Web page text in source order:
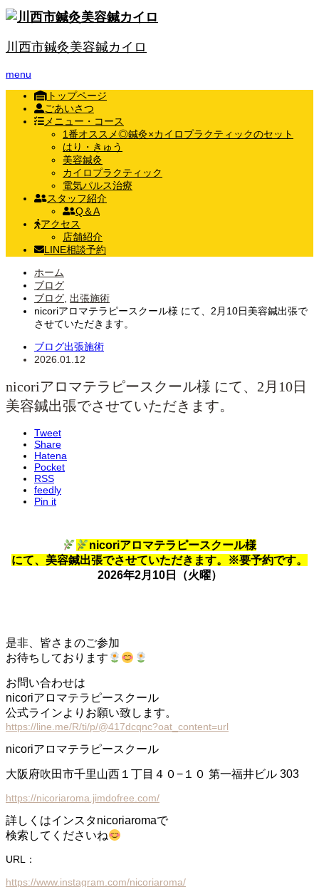
川西市鍼灸美容鍼カイロ
menu
トップページ
ごあいさつ
メニュー・コース
1番オススメ◎鍼灸×カイロプラクティックのセット
はり・きゅう
美容鍼灸
カイロプラクティック
電気パルス治療
スタッフ紹介
Q＆A
アクセス
店舗紹介
LINE相談予約
ホーム
ブログ
ブログ 出張施術
nicoriアロマテラピースクール様 にて、2月10日美容鍼出張で
させていただきます。
ブログ出張施術
2026.01.12
nicoriアロマテラピースクール様 にて、2月10日
美容鍼出張でさせていただきます。
Tweet
Share
Hatena
Pocket
RSS
feedly
Pin it
nicoriアロマテラピースクール様
にて、美容鍼出張でさせていただきます。※要予約です。
2026年2月10日（火曜）
是非、皆さまのご参加
お待ちしております
お問い合わせは
nicoriアロマテラピースクール
公式ラインよりお願い致します。
https://line.me/R/ti/p/@417dcqnc?oat_content=url
nicoriアロマテラピースクール
大阪府吹田市千里山西１丁目４０−１０ 第一福井ビル 303
https://nicoriaroma.jimdofree.com/
詳しくはインスタnicoriaromaで
検索してくださいね
URL：
https://www.instagram.com/nicoriaroma/